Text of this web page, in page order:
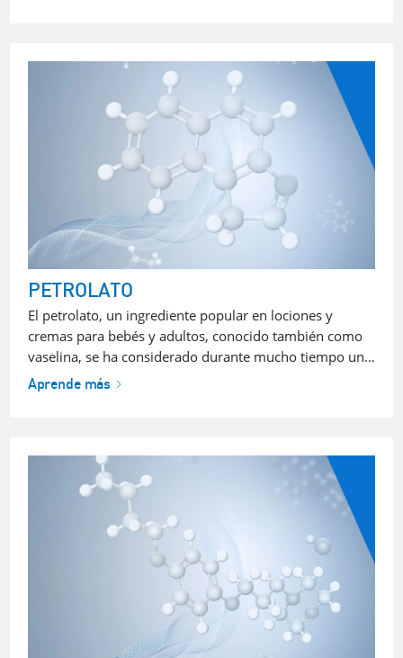
PETROLATO
El petrolato, un ingrediente popular en lociones y
cremas para bebés y adultos, conocido también como
vaselina, se ha considerado durante mucho tiempo un…
Aprende más